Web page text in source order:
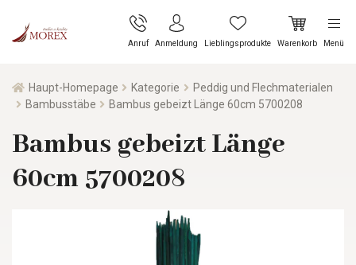
Anruf Anmeldung Lieblingsprodukte Warenkorb Menü
Haupt-Homepage Kategorie
Peddig und Flechmaterialen
Bambusstäbe
Bambus gebeizt Länge 60cm 5700208
Bambus gebeizt Länge
60cm 5700208